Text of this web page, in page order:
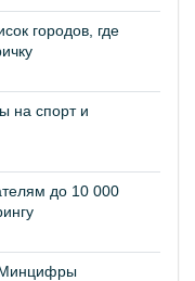
городов, где
на спорт и
до 10 000
Минцифры